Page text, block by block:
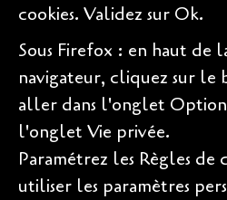
cookies. Validez sur Ok.
Sous Firefox : en haut de
navigateur, cliquez sur le
aller dans l'onglet
l'onglet Vie privée.
Paramétrez les Règles de
utiliser les paramètres